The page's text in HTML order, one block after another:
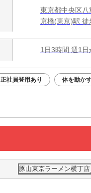
東京都中央区
京橋(東京)駅
1日3時間 週1日
正社員登用あり 体を動か
豚山東京ラーメン横丁